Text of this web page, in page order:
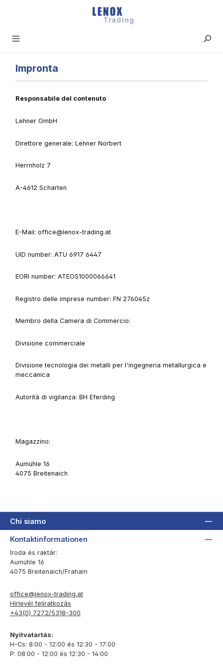
Passa al contenuto principale
Impronta
Responsabile del contenuto
Lehner GmbH
Direttore generale: Lehner Norbert
Herrnholz 7
A-4612 Scharten
E-Mail: office@lenox-trading.at
UID number: ATU 6917 6447
EORI number: ATEOS1000066641
Registro delle imprese number: FN 276045z
Membro della Camera di Commercio:
Divisione commerciale
Divisione tecnologia dei metalli per l'ingegneria metallurgica e
meccanica
Autorità di vigilanza: BH Eferding
Magazzino:
Aumühle 16
4075 Breitenaich
Chi siamo
Kontaktinformationen
Iroda és raktár:
Aumühle 16
4075 Breitenaich/Fraham
office@lenox-trading.at
Hírlevél feliratkozás
+43(0) 7272/5318-300
Nyitvatartás:
H-Cs: 8:00 - 12:00 és 12:30 - 17:00
P: 08:00 - 12:00 és 12:30 - 14:00